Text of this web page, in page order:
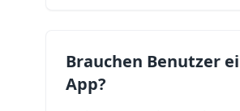
Brauchen Benutzer
App?